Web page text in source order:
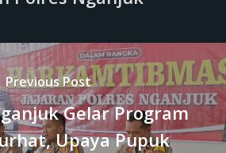
Previous Post
Gelar Program
Upaya Pupuk